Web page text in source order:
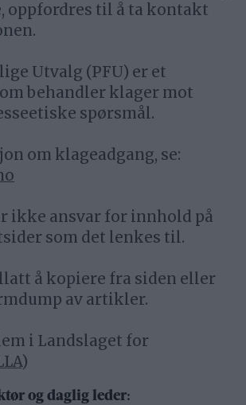
oppfordres til å ta kontakt
Utvalg (PFU) er et
behandler klager mot
spørsmål.
om klageadgang, se:
ikke ansvar for innhold på
som det lenkes til.
å kopiere fra siden eller
av artikler.
i Landslaget for
)
og daglig leder: